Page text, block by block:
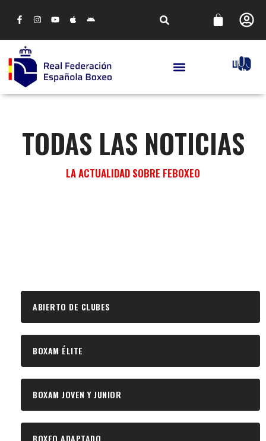
TODAS LAS NOTICIAS
LA ACTUALIDAD SOBRE FEBOXEO
ABIERTO DE CLUBES
BOXAM ÉLITE
BOXAM JOVEN Y JUNIOR
BOXEO ADAPTADO